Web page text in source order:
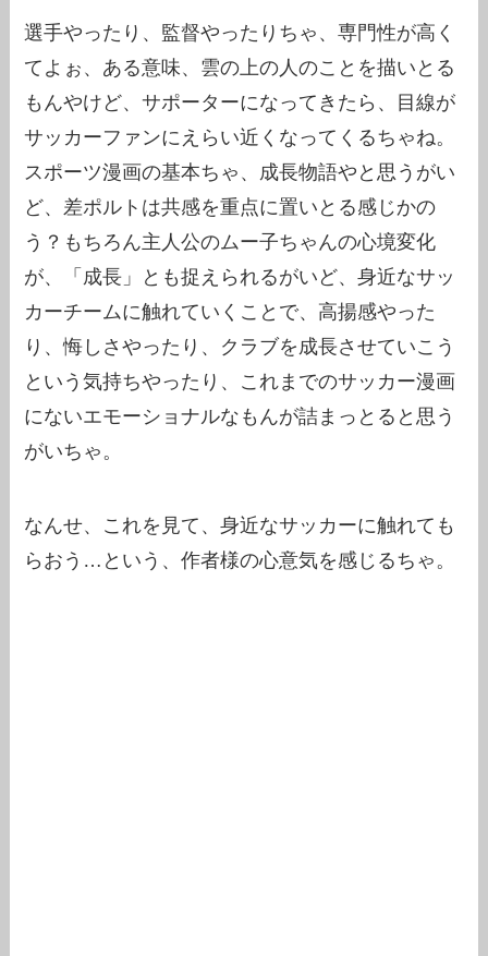
選手やったり、監督やったりちゃ、専門性が高く
てよぉ、ある意味、雲の上の人のことを描いとる
もんやけど、サポーターになってきたら、目線が
サッカーファンにえらい近くなってくるちゃね。
スポーツ漫画の基本ちゃ、成長物語やと思うがい
ど、差ポルトは共感を重点に置いとる感じかの
う？もちろん主人公のムー子ちゃんの心境変化
が、「成長」とも捉えられるがいど、身近なサッ
カーチームに触れていくことで、高揚感やった
り、悔しさやったり、クラブを成長させていこう
という気持ちやったり、これまでのサッカー漫画
にないエモーショナルなもんが詰まっとると思う
がいちゃ。
なんせ、これを見て、身近なサッカーに触れても
らおう…という、作者様の心意気を感じるちゃ。